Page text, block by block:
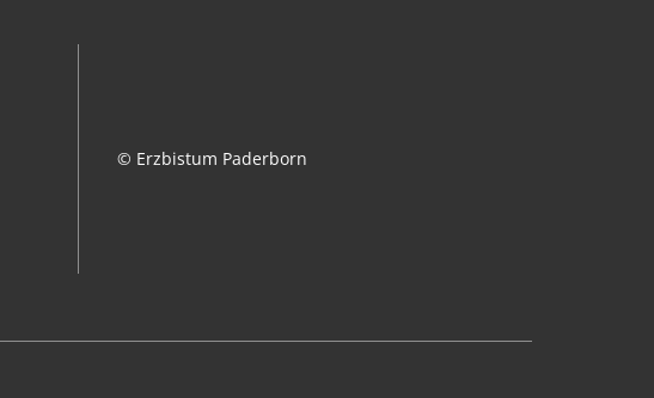
© Erzbistum Paderborn